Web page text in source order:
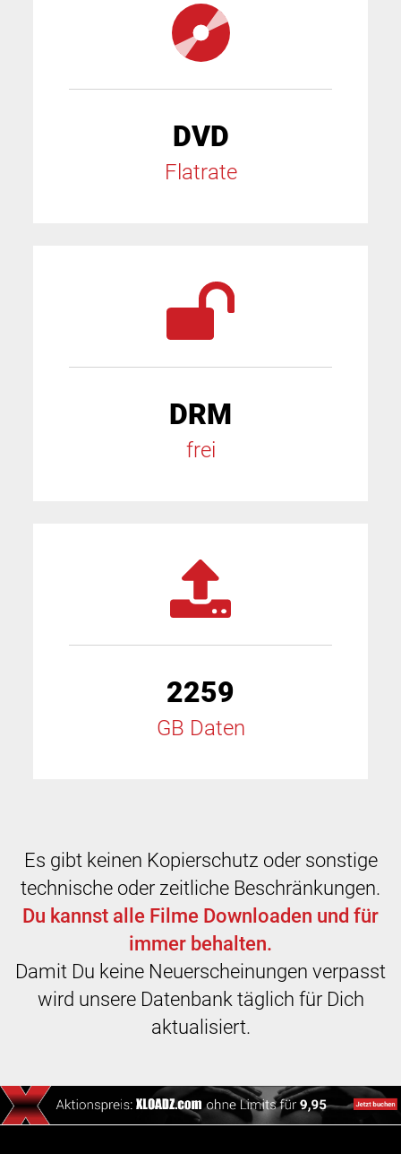
DVD
Flatrate
DRM
frei
2259
GB Daten
Es gibt keinen Kopierschutz oder sonstige
technische oder zeitliche Beschränkungen.
Du kannst alle Filme Downloaden und für
immer behalten.
Damit Du keine Neuerscheinungen verpasst
wird unsere Datenbank täglich für Dich
aktualisiert.